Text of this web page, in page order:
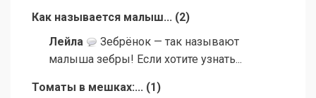
Как называется малыш... (2)
Лейла
Зебрёнок — так называют
малыша зебры! Если хотите узнать...
Томаты в мешках:... (1 )